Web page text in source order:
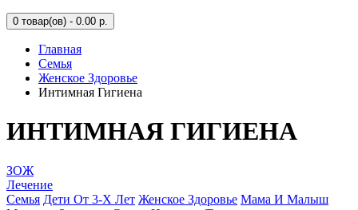
0 товар(ов) - 0.00 р.
Главная
Семья
Женское Здоровье
Интимная Гигиена
ИНТИМНАЯ ГИГИЕНА
ЗОЖ
Лечение
Семья Дети От 3-Х Лет Женское Здоровье Мама И Малыш